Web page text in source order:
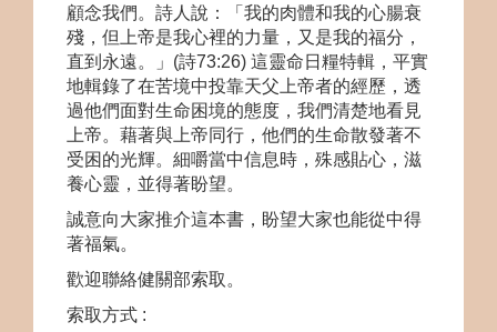
顧念我們。詩人說：「我的肉體和我的心腸衰
殘，但上帝是我心裡的力量，又是我的福分，
直到永遠。」(詩73:26) 這靈命日糧特輯，平實
地輯錄了在苦境中投靠天父上帝者的經歷，透
過他們面對生命困境的態度，我們清楚地看見
上帝。藉著與上帝同行，他們的生命散發著不
受困的光輝。細嚼當中信息時，殊感貼心，滋
養心靈，並得著盼望。
誠意向大家推介這本書，盼望大家也能從中得
著福氣。
歡迎聯絡健關部索取。
索取方式 :